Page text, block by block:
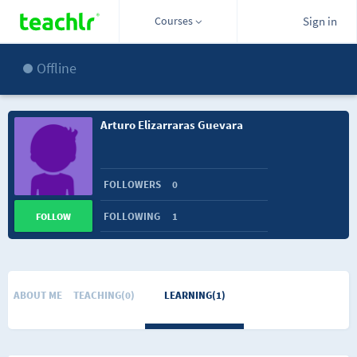
Courses Sign in
Offline
Arturo Elizarraras Guevara
FOLLOWERS 0
FOLLOWING 1
FOLLOW
ABOUT ME TEACHING(0) LEARNING(1)